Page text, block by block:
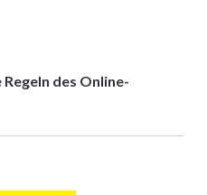
des Online-